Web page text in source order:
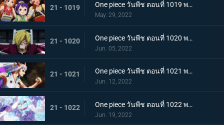
21 - 1019 One piece วันพีช ตอนที่ 1019 พากย์ไทย แผนลับของโอทามะ! สุดยอดแผนการคิบิดังโกะ
May. 29, 2022
21 - 1020 One piece วันพีช ตอนที่ 1020 พากย์ไทย ซันจิตะโกนสุดเสียง! SOS ที่ดังก้องทั่วเกาะ
Jun. 05, 2022
21 - 1021 One piece วันพีช ตอนที่ 1021 พากย์ไทย สแพงค์แสนรุนแรง! ปัญหาเรื่องผู้หญิงของซันจิ
Jun. 12, 2022
21 - 1022 One piece วันพีช ตอนที่ 1022 พากย์ไทย ไม่นึกเสียใจ ลูฟี่กับลูกพี่สายสัมพันธ์ศิษย์อาจารย์
Jun. 19, 2022